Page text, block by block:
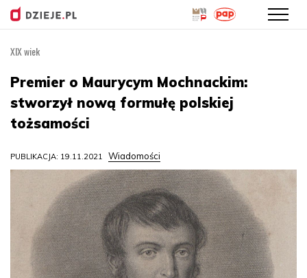
treści
XIX wiek
Premier o Maurycym Mochnackim:
stworzył nową formułę polskiej
tożsamości
PUBLIKACJA: 19.11.2021 Wiadomości